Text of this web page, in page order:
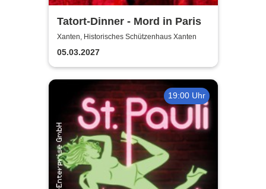
Tatort-Dinner - Mord in Paris
Xanten, Historisches Schützenhaus Xanten
05.03.2027
19:00 Uhr